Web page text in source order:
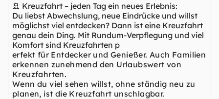
🚢 Kreuzfahrt – jeden Tag ein neues Erlebnis:
Du liebst Abwechslung, neue Eindrücke und willst
möglichst viel entdecken? Dann ist eine Kreuzfahrt
genau dein Ding. Mit Rundum-Verpflegung und viel
Komfort sind Kreuzfahrten p
erfekt für Entdecker und Genießer. Auch Familien
erkennen zunehmend den Urlaubswert von
Kreuzfahrten.
Wenn du viel sehen willst, ohne ständig neu zu
planen, ist die Kreuzfahrt unschlagbar.